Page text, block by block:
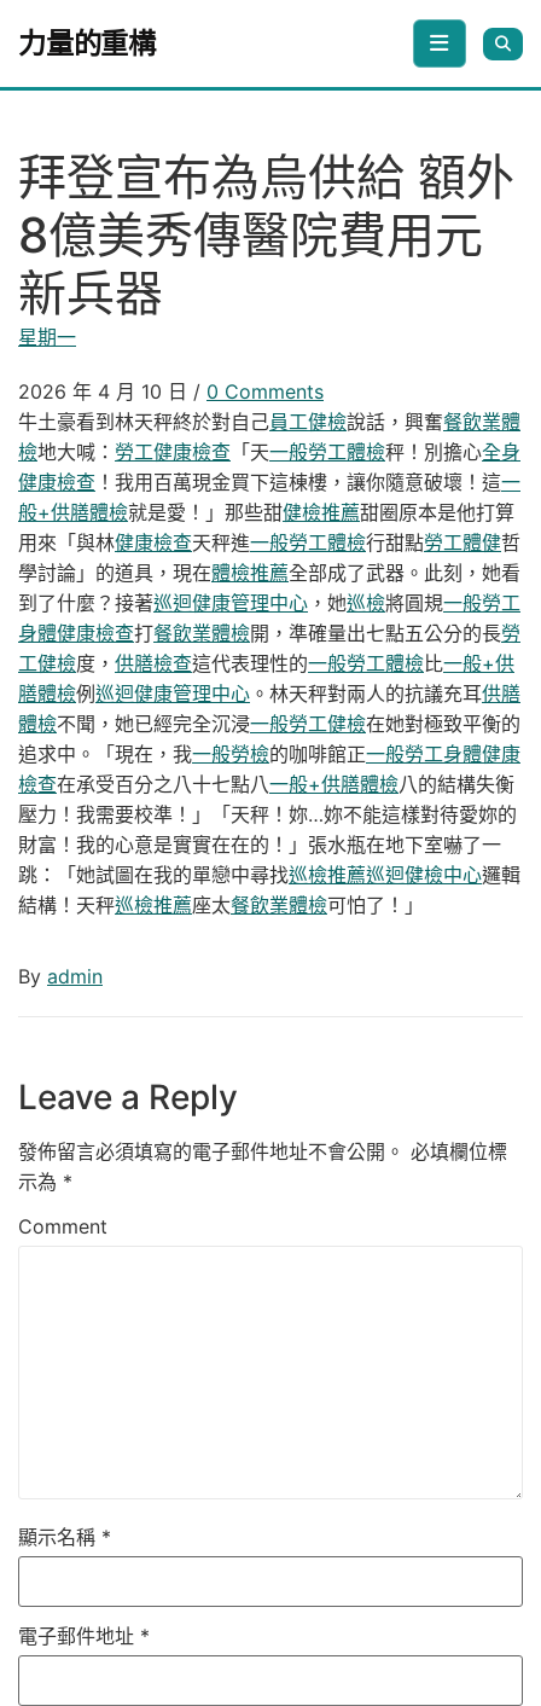
力量的重構
拜登宣布為烏供給 額外
8億美秀傳醫院費用元
新兵器
星期一
2026 年 4 月 10 日 / 0 Comments
牛土豪看到林天秤終於對自己員工健檢說話，興奮餐飲業體
檢地大喊： 勞工健康檢查 「天一般勞工體檢秤！別擔心全身
健康檢查 ！我用百萬現金買下這棟樓，讓你隨意破壞！這一
般+供膳體檢就是愛！」那些甜健檢推薦甜圈原本是他打算
用來「與林健康檢查天秤進一般勞工體檢行甜點勞工體健哲
學討論」的道具，現在體檢推薦全部成了武器。此刻，她看
到了什麼？接著巡迴健康管理中心 ，她巡檢將圓規一般勞工
身體健康檢查打餐飲業體檢開，準確量出七點五公分的長勞
工健檢度， 供膳檢查這代表理性的一般勞工體檢比一般+供
膳體檢例 巡迴健康管理中心 。林天秤對兩人的抗議充耳供膳
體檢不聞，她已經完全沉浸一般勞工健檢在她對極致平衡的
追求中。「現在，我一般勞檢的咖啡館正一般勞工身體健康
檢查在承受百分之八十七點八一般+供膳體檢八的結構失衡
壓力！我需要校準！」「天秤！妳…妳不能這樣對待愛妳的
財富！我的心意是實實在在的！」張水瓶在地下室嚇了一
跳：「她試圖在我的單戀中尋找巡檢推薦巡迴健檢中心邏輯
結構！天秤巡檢推薦座太餐飲業體檢可怕了！」
By admin
Leave a Reply
發佈留言必須填寫的電子郵件地址不會公開。 必填欄位標
示為 *
Comment
顯示名稱 *
電子郵件地址 *